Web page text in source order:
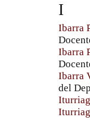
I
Ibarra
Ibarra
Ibarra
del